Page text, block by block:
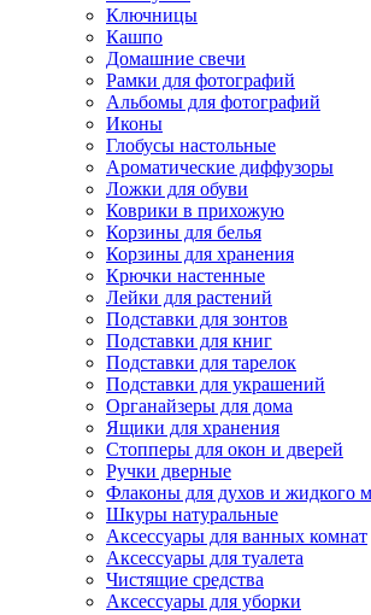
Ключницы
Кашпо
Домашние свечи
Рамки для фотографий
Альбомы для фотографий
Иконы
Глобусы настольные
Ароматические диффузоры
Ложки для обуви
Коврики в прихожую
Корзины для белья
Корзины для хранения
Крючки настенные
Лейки для растений
Подставки для зонтов
Подставки для книг
Подставки для тарелок
Подставки для украшений
Органайзеры для дома
Ящики для хранения
Стопперы для окон и дверей
Ручки дверные
Флаконы для духов и жидкого
Шкуры натуральные
Аксессуары для ванных комнат
Аксессуары для туалета
Чистящие средства
Аксессуары для уборки